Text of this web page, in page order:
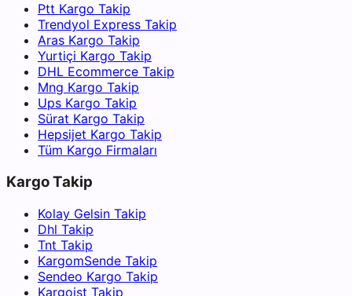
Ptt Kargo Takip
Trendyol Express Takip
Aras Kargo Takip
Yurtiçi Kargo Takip
DHL Ecommerce Takip
Mng Kargo Takip
Ups Kargo Takip
Sürat Kargo Takip
Hepsijet Kargo Takip
Tüm Kargo Firmaları
Kargo Takip
Kolay Gelsin Takip
Dhl Takip
Tnt Takip
KargomSende Takip
Sendeo Kargo Takip
Kargoist Takip